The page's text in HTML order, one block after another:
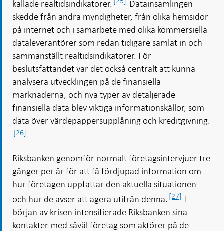
kallade realtidsindikatorer.
Datainsamlingen
skedde från andra myndigheter, från olika hemsidor
på internet och i samarbete med olika kommersiella
dataleverantörer som redan tidigare samlat in och
sammanställt realtidsindikatorer. För
beslutsfattandet var det också centralt att kunna
analysera utvecklingen på de finansiella
marknaderna, och nya typer av detaljerade
finansiella data blev viktiga informationskällor, som
data över värdepappersupplåning och kreditgivning.
[26]
Riksbanken genomför normalt företagsintervjuer tre
gånger per år för att få fördjupad information om
hur företagen uppfattar den aktuella situationen
och hur de avser att agera utifrån denna. [27] I
början av krisen intensifierade Riksbanken sina
kontakter med såväl företag som aktörer på de